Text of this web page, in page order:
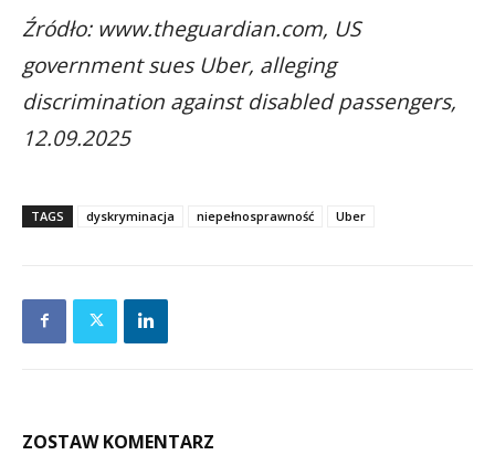
Źródło: www.theguardian.com, US
government sues Uber, alleging
discrimination against disabled passengers,
12.09.2025
TAGS dyskryminacja niepełnosprawność Uber
ZOSTAW KOMENTARZ